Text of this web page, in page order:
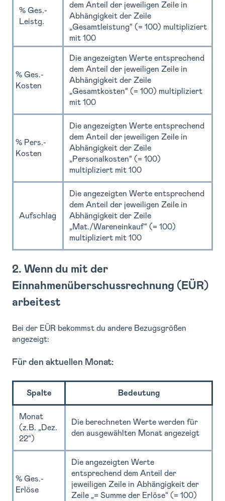
% Ges.-
Leistg.
dem Anteil der jeweiligen Zeile in
Abhängigkeit der Zeile
„Gesamtleistung“ (= 100) multipliziert
mit 100
% Ges.-
Kosten
Die angezeigten Werte entsprechend
dem Anteil der jeweiligen Zeile in
Abhängigkeit der Zeile
„Gesamtkosten“ (= 100) multipliziert
mit 100
% Pers.-
Kosten
Die angezeigten Werte entsprechend
dem Anteil der jeweiligen Zeile in
Abhängigkeit der Zeile
„Personalkosten“ (= 100)
multipliziert mit 100
Aufschlag
Die angezeigten Werte entsprechend
dem Anteil der jeweiligen Zeile in
Abhängigkeit der Zeile
„Mat./Wareneinkauf“ (= 100)
multipliziert mit 100
2. Wenn du mit der
Einnahmenüberschussrechnung (EÜR)
arbeitest
Bei der EÜR bekommst du andere Bezugsgrößen
angezeigt:
Für den aktuellen Monat:
Spalte Bedeutung
Monat
(z.B. „Dez.
22“)
Die berechneten Werte werden für
den ausgewählten Monat angezeigt
% Ges.-
Erlöse
Die angezeigten Werte
entsprechend dem Anteil der
jeweiligen Zeile in Abhängigkeit der
Zeile „= Summe der Erlöse“ (= 100)